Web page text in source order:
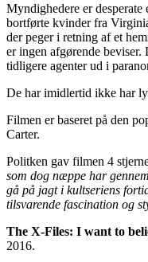
Myndighedere er
bortførte kvinder fra
der peger i retning af et
er ingen afgørende beviser.
tidligere agenter ud i
De har imidlertid ikke har
Filmen er baseret på den
Carter.
Politken gav filmen 4
som dog næppe har
gå på jagt i kultseriens
tilsvarende fascination og
The X-Files: I want to
2016.